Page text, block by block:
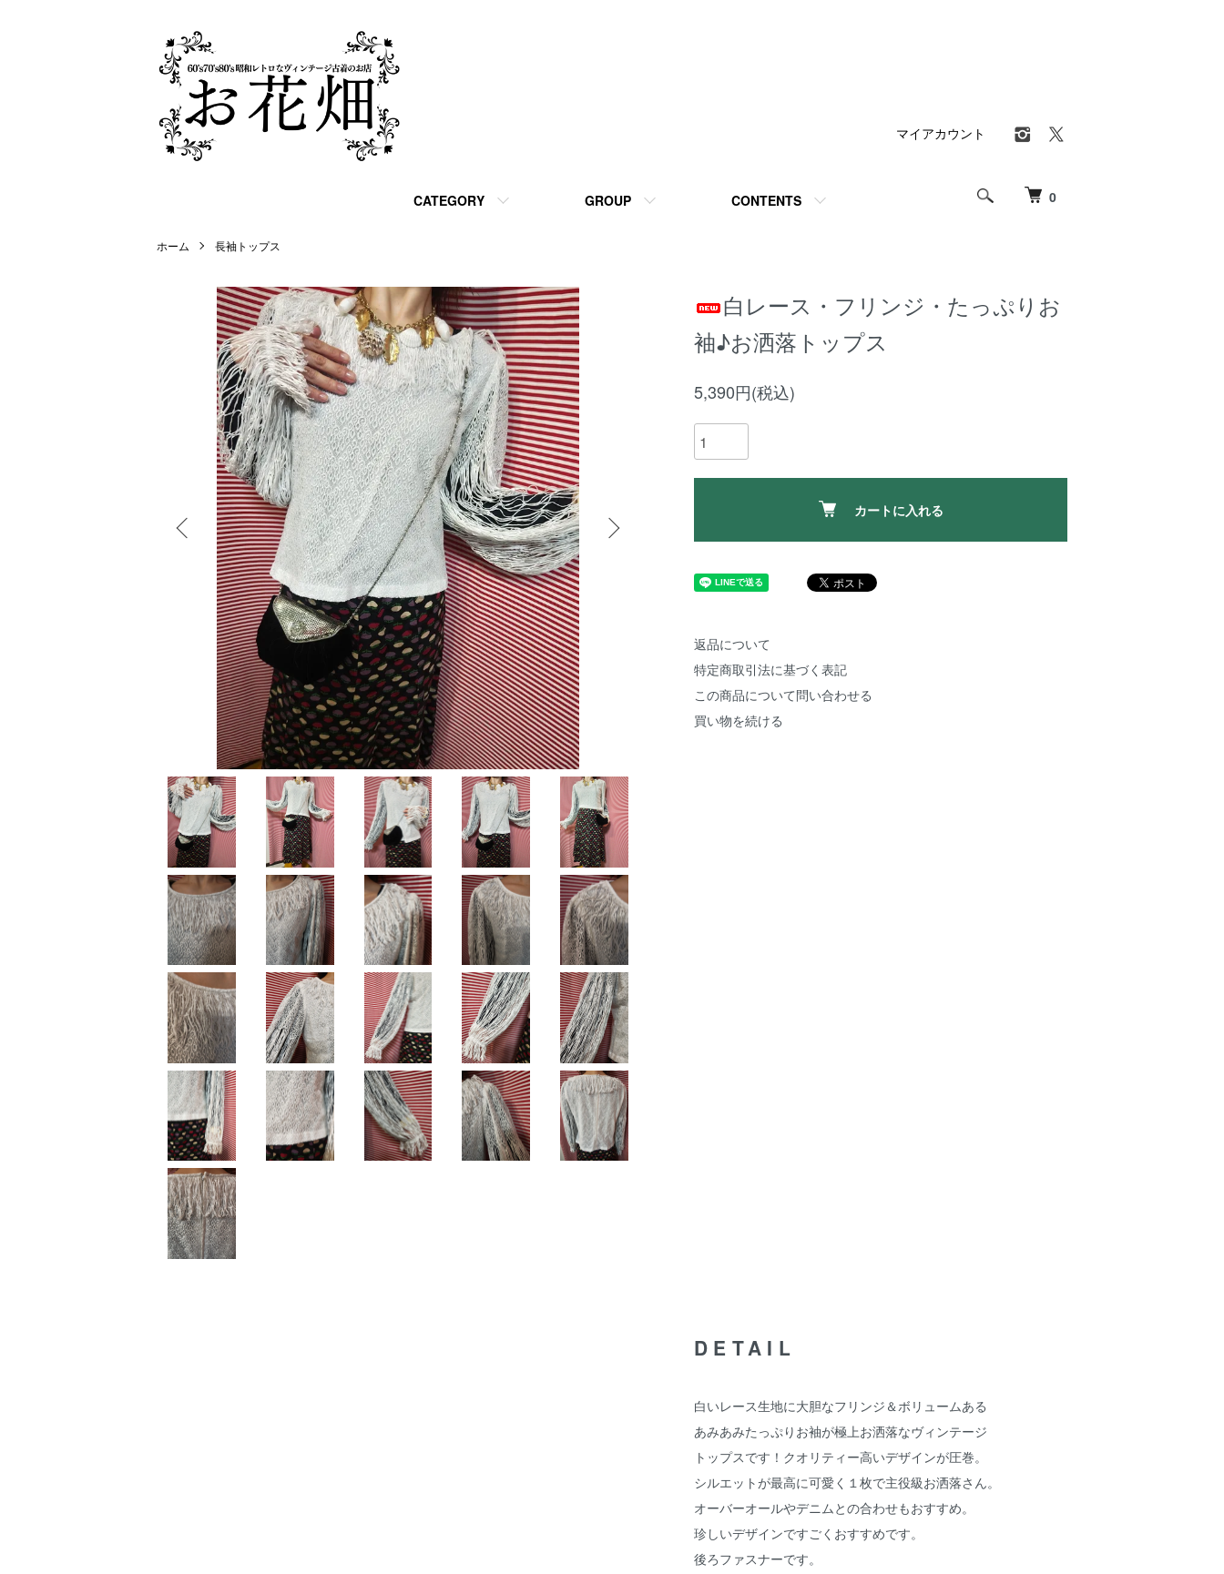
0
CATEGORY GROUP CONTENTS
マイアカウント
ホーム 長袖トップス
白レース・フリンジ・たっぷりお
袖♪お洒落トップス
5,390円(税込)
カートに入れる
返品について
特定商取引法に基づく表記
この商品について問い合わせる
買い物を続ける
DETAIL
白いレース生地に大胆なフリンジ＆ボリュームある
あみあみたっぷりお袖が極上お洒落なヴィンテージ
トップスです！クオリティー高いデザインが圧巻。
シルエットが最高に可愛く１枚で主役級お洒落さん。
オーバーオールやデニムとの合わせもおすすめ。
珍しいデザインですごくおすすめです。
後ろファスナーです。